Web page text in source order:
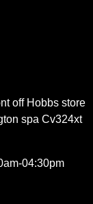
off Hobbs store
spa Cv324xt
04:30pm